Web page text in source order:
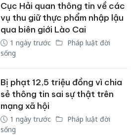
Cục Hải quan thông tin về các
vụ thu giữ thực phẩm nhập lậu
qua biên giới Lào Cai
1 ngày trước
Pháp luật đời
sống
Bị phạt 12,5 triệu đồng vì chia
sẻ thông tin sai sự thật trên
mạng xã hội
1 ngày trước
Pháp luật đời
sống